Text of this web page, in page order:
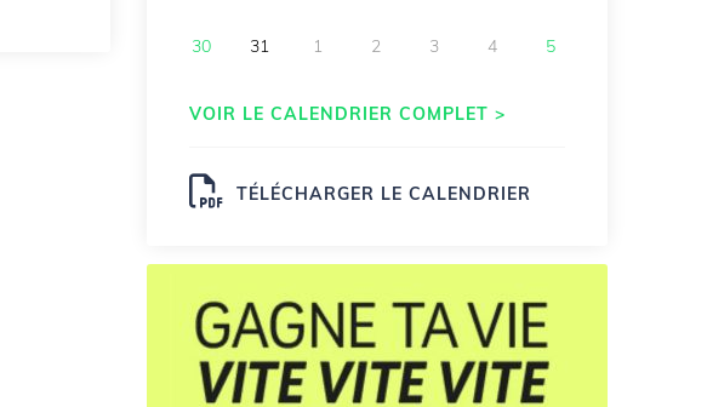
30 31 1 2 3 4 5
VOIR LE CALENDRIER COMPLET >
TÉLÉCHARGER LE CALENDRIER